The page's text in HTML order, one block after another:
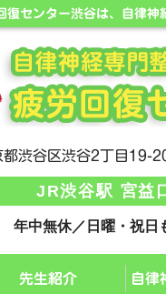
センター渋谷は、自律神
都渋谷区渋谷2丁目19-
JR渋谷駅 宮益
年中無休／日曜・祝日
先生紹介 自律